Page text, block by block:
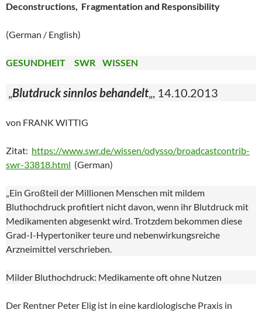
Deconstructions, Fragmentation and Responsibility
(German / English)
GESUNDHEIT SWR WISSEN
„Blutdruck sinnlos behandelt„, 14.10.2013
von FRANK WITTIG
Zitat: https://www.swr.de/wissen/odysso/broadcastcontrib-
swr-33818.html (German)
„Ein Großteil der Millionen Menschen mit mildem
Bluthochdruck profitiert nicht davon, wenn ihr Blutdruck mit
Medikamenten abgesenkt wird. Trotzdem bekommen diese
Grad-I-Hypertoniker teure und nebenwirkungsreiche
Arzneimittel verschrieben.
Milder Bluthochdruck: Medikamente oft ohne Nutzen
Der Rentner Peter Elig ist in eine kardiologische Praxis in